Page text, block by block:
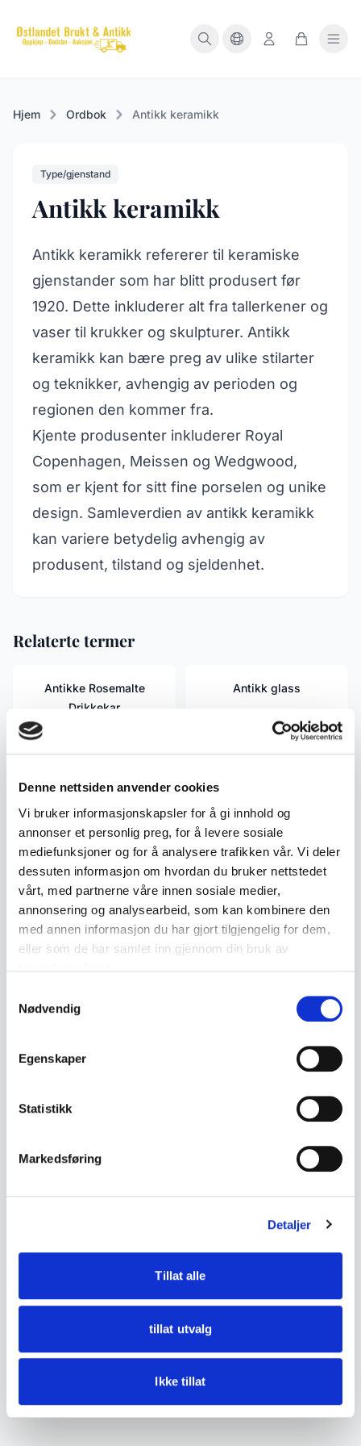
Denne nettsiden anvender cookies
Vi bruker informasjonskapsler for å gi innhold og
annonser et personlig preg, for å levere sosiale
mediefunksjoner og for å analysere trafikken vår. Vi deler
dessuten informasjon om hvordan du bruker nettstedet
vårt, med partnerne våre innen sosiale medier,
annonsering og analysearbeid, som kan kombinere den
med annen informasjon du har gjort tilgjengelig for dem,
eller som de har samlet inn gjennom din bruk av
Nødvendig
Egenskaper
Statistikk
Markedsføring
Detaljer
Tillat alle
tillat utvalg
Ikke tillat
Hjem Ordbok Antikk keramikk
Type/gjenstand
Antikk keramikk
Antikk keramikk refererer til keramiske
gjenstander som har blitt produsert før
1920. Dette inkluderer alt fra tallerkener og
vaser til krukker og skulpturer. Antikk
keramikk kan bære preg av ulike stilarter
og teknikker, avhengig av perioden og
regionen den kommer fra.
Kjente produsenter inkluderer Royal
Copenhagen, Meissen og Wedgwood,
som er kjent for sitt fine porselen og unike
design. Samleverdien av antikk keramikk
kan variere betydelig avhengig av
produsent, tilstand og sjeldenhet.
Relaterte termer
Antikke Rosemalte
Drikkekar
Antikk glass
Brukt og Antikk Bunad
Dødsbo Rydder Dødsbo ryddes
← Tilbake til ordboken